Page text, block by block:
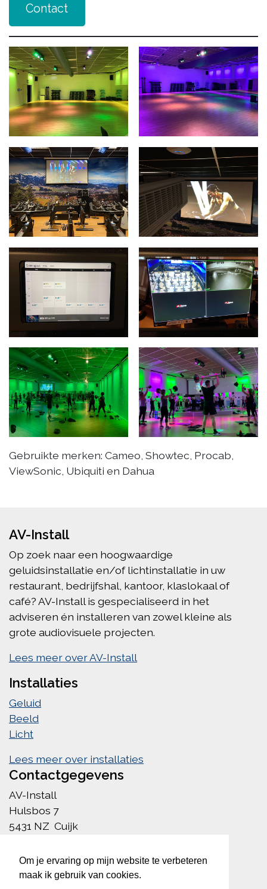
Om je ervaring op mijn website te verbeteren
maak ik gebruik van cookies.
Contact
Gebruikte merken: Cameo, Showtec, Procab,
ViewSonic, Ubiquiti en Dahua
AV-Install
Op zoek naar een hoogwaardige
geluidsinstallatie en/of lichtinstallatie in uw
restaurant, bedrijfshal, kantoor, klaslokaal of
café? AV-Install is gespecialiseerd in het
adviseren én installeren van zowel kleine als
grote audiovisuele projecten.
Lees meer over AV-Install
Installaties
Geluid
Beeld
Licht
Lees meer over installaties
Contactgegevens
AV-Install
Hulsbos 7
5431 NZ Cuijk
085 222 1756